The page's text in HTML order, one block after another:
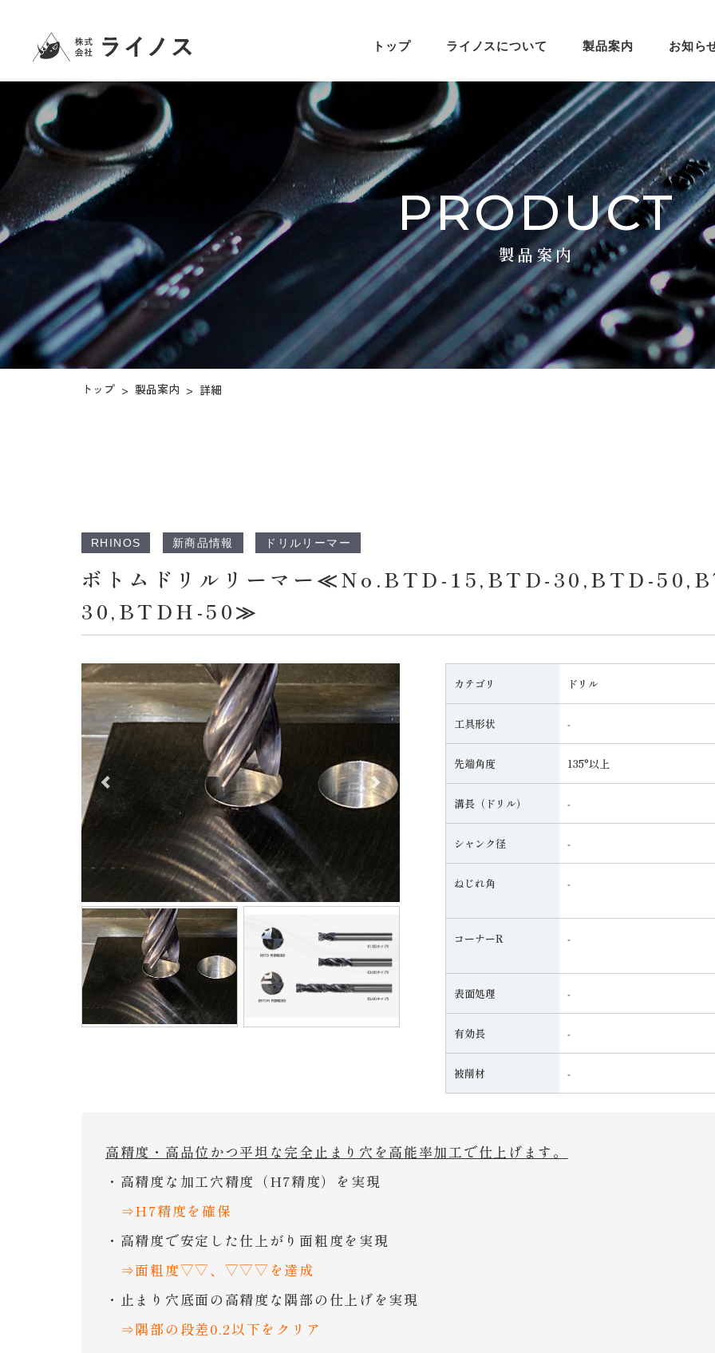
トップ ライノスについて 製品案内 お知ら
PRODUCT
製品案内
トップ > 製品案内 > 詳細
RHINOS 新商品情報 ドリルリーマー
ボトムドリルリーマー≪No.BTD-15,BTD-30,BTD-
30,BTDH-50≫
前へ 次へ
前へ 次へ
カテゴリ ドリル
工具形状 ‐
先端角度 135°以上
溝長（ドリル） ‐
シャンク径 ‐
ねじれ角 ‐
コーナーR ‐
表面処理 ‐
有効長 ‐
被削材 ‐
高精度・高品位かつ平坦な完全止まり穴を高能率加工で仕上げます。
・高精度な加工穴精度（H7精度）を実現
⇒H7精度を確保
・高精度で安定した仕上がり面粗度を実現
⇒面粗度▽▽、▽▽▽を達成
・止まり穴底面の高精度な隅部の仕上げを実現
⇒隅部の段差0.2以下をクリア